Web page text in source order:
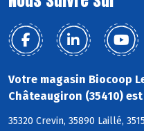
Votre magasin Biocoop
Châteaugiron (35410)
35320 Crevin, 35890 Laillé,